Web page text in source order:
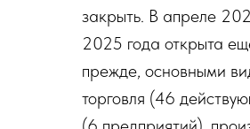
закрыть. В апреле
2025 года открыта
прежде, основными
торговля (46